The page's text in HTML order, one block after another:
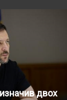
двох